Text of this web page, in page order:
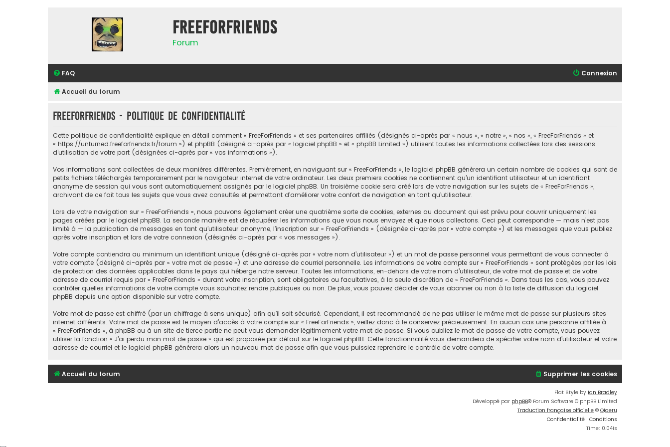
FreeForFriends
Forum
FAQ Connexion
Accueil du forum
FreeForFriends - Politique de confidentialité
Cette politique de confidentialité explique en détail comment « FreeForFriends » et ses partenaires affiliés (désignés ci-après par « nous », « notre », « nos », « FreeForFriends » et
« https://unturned.freeforfriends.fr/forum ») et phpBB (désigné ci-après par « logiciel phpBB » et « phpBB Limited ») utilisent toutes les informations collectées lors des sessions
d’utilisation de votre part (désignées ci-après par « vos informations »).
Vos informations sont collectées de deux manières différentes. Premièrement, en naviguant sur « FreeForFriends », le logiciel phpBB génèrera un certain nombre de cookies qui sont de
petits fichiers téléchargés temporairement par le navigateur internet de votre ordinateur. Les deux premiers cookies ne contiennent qu’un identifiant utilisateur et un identifiant
anonyme de session qui vous sont automatiquement assignés par le logiciel phpBB. Un troisième cookie sera créé lors de votre navigation sur les sujets de « FreeForFriends »,
archivant de ce fait tous les sujets que vous avez consultés et permettant d’améliorer votre confort de navigation en tant qu’utilisateur.
Lors de votre navigation sur « FreeForFriends », nous pouvons également créer une quatrième sorte de cookies, externes au document qui est prévu pour couvrir uniquement les
pages créées par le logiciel phpBB. La seconde manière est de récupérer les informations que vous nous envoyez et que nous collectons. Ceci peut correspondre — mais n’est pas
limité à — la publication de messages en tant qu’utilisateur anonyme, l’inscription sur « FreeForFriends » (désignée ci-après par « votre compte ») et les messages que vous publiez
après votre inscription et lors de votre connexion (désignés ci-après par « vos messages »).
Votre compte contiendra au minimum un identifiant unique (désigné ci-après par « votre nom d’utilisateur ») et un mot de passe personnel vous permettant de vous connecter à
votre compte (désigné ci-après par « votre mot de passe ») et une adresse de courriel personnelle. Les informations de votre compte sur « FreeForFriends » sont protégées par les lois
de protection des données applicables dans le pays qui héberge notre serveur. Toutes les informations, en-dehors de votre nom d’utilisateur, de votre mot de passe et de votre
adresse de courriel requis par « FreeForFriends » durant votre inscription, sont obligatoires ou facultatives, à la seule discrétion de « FreeForFriends ». Dans tous les cas, vous pouvez
contrôler quelles informations de votre compte vous souhaitez rendre publiques ou non. De plus, vous pouvez décider de vous abonner ou non à la liste de diffusion du logiciel
phpBB depuis une option disponible sur votre compte.
Votre mot de passe est chiffré (par un chiffrage à sens unique) afin qu’il soit sécurisé. Cependant, il est recommandé de ne pas utiliser le même mot de passe sur plusieurs sites
internet différents. Votre mot de passe est le moyen d’accès à votre compte sur « FreeForFriends », veillez donc à le conservez précieusement. En aucun cas une personne affiliée à
« FreeForFriends », à phpBB ou à un site de tierce partie ne peut vous demander légitimement votre mot de passe. Si vous oubliez le mot de passe de votre compte, vous pouvez
utiliser la fonction « J’ai perdu mon mot de passe » qui est proposée par défaut sur le logiciel phpBB. Cette fonctionnalité vous demandera de spécifier votre nom d’utilisateur et votre
adresse de courriel et le logiciel phpBB générera alors un nouveau mot de passe afin que vous puissiez reprendre le contrôle de votre compte.
Accueil du forum Supprimer les cookies
Flat Style by Ian Bradley
Développé par phpBB® Forum Software © phpBB Limited
Traduction française officielle © Qiaeru
Confidentialité | Conditions
Time: 0.041s